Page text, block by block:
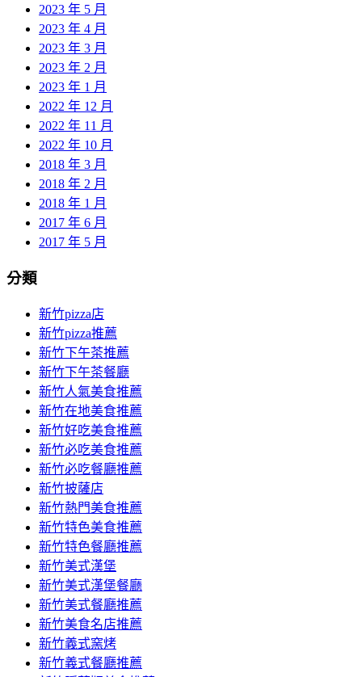
2023 年 5 月
2023 年 4 月
2023 年 3 月
2023 年 2 月
2023 年 1 月
2022 年 12 月
2022 年 11 月
2022 年 10 月
2018 年 3 月
2018 年 2 月
2018 年 1 月
2017 年 6 月
2017 年 5 月
分類
新竹pizza店
新竹pizza推薦
新竹下午茶推薦
新竹下午茶餐廳
新竹人氣美食推薦
新竹在地美食推薦
新竹好吃美食推薦
新竹必吃美食推薦
新竹必吃餐廳推薦
新竹披薩店
新竹熱門美食推薦
新竹特色美食推薦
新竹特色餐廳推薦
新竹美式漢堡
新竹美式漢堡餐廳
新竹美式餐廳推薦
新竹美食名店推薦
新竹義式窯烤
新竹義式餐廳推薦